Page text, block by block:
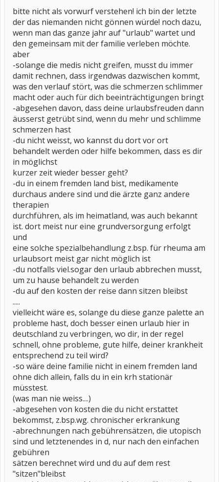
bitte nicht als vorwurf verstehen! ich bin der letzte
der das niemanden nicht gönnen würde! noch dazu,
wenn man das ganze jahr auf "urlaub" wartet und
den gemeinsam mit der familie verleben möchte.
aber
-solange die medis nicht greifen, musst du immer
damit rechnen, dass irgendwas dazwischen kommt,
was den verlauf stört, was die schmerzen schlimmer
macht oder auch für dich beeinträchtigungen bringt
-abgesehen davon, dass deine urlaubsfreuden dann
äusserst getrübt sind, wenn du mehr und schlimme
schmerzen hast
-du nicht weisst, wo kannst du dort vor ort
behandelt werden oder hilfe bekommen, dass es dir
in möglichst
kurzer zeit wieder besser geht?
-du in einem fremden land bist, medikamente
durchaus andere sind und die ärzte ganz andere
therapien
durchführen, als im heimatland, was auch bekannt
ist. dort meist nur eine grundversorgung erfolgt
und
eine solche spezialbehandlung z.bsp. für rheuma am
urlaubsort meist gar nicht möglich ist
-du notfalls viel.sogar den urlaub abbrechen musst,
um zu hause behandelt zu werden
-du auf den kosten der reise dann sitzen bleibst
.....
vielleicht wäre es, solange du diese ganze palette an
probleme hast, doch besser einen urlaub hier in
deutschland zu verbringen, wo dir, in der regel
schnell, ohne probleme, gute hilfe, deiner krankheit
entsprechend zu teil wird?
-so wäre deine familie nicht in einem fremden land
ohne dich allein, falls du in ein krh stationär
müsstest.
(was man nie weiss....)
-abgesehen von kosten die du nicht erstattet
bekommst, z.bsp.wg. chronischer erkrankung
-abrechnungen nach gebührensätzen, die utopisch
sind und letztenendes in d, nur nach den einfachen
gebühren
sätzen berechnet wird und du auf dem rest
"sitzen"bleibst